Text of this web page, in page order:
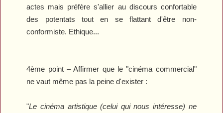
actes mais préfère s'allier au discours confortable
des potentats tout en se flattant d'être non-
conformiste. Ethique...
4ème point – Affirmer que le "cinéma commercial"
ne vaut même pas la peine d'exister :
"Le cinéma artistique (celui qui nous intéresse) ne